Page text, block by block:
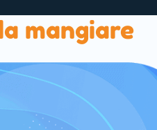
mangiare